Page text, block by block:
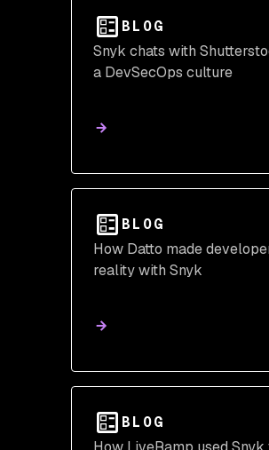
BLOG
Snyk chats with
a DevSecOps culture
BLOG
How Datto made
reality with Snyk
BLOG